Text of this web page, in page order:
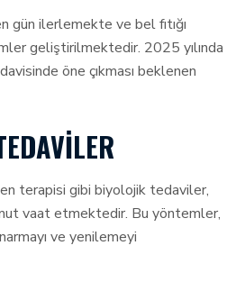
gün ilerlemekte ve bel fıtığı
geliştirilmektedir. 2025 yılında
öne çıkması beklenen
terapisi gibi biyolojik tedaviler,
vaat etmektedir. Bu yöntemler,
ve yenilemeyi